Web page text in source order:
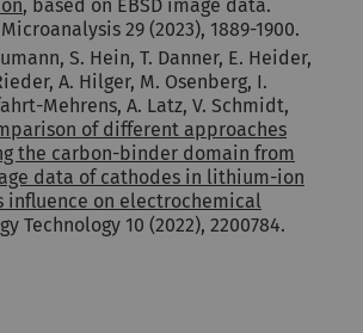
, based on EBSD image data.
29 (2023), 1889-1900.
S. Hein, T. Danner, E. Heider,
A. Hilger, M. Osenberg, I.
Mehrens, A. Latz, V. Schmidt,
of different approaches
the carbon-binder domain from
data of cathodes in lithium-ion
influence on electrochemical
Technology 10 (2022), 2200784.